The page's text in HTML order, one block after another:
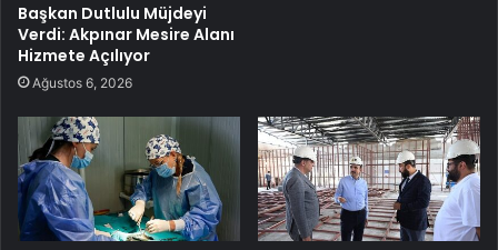
Başkan Dutlulu Müjdeyi
Verdi: Akpınar Mesire Alanı
Hizmete Açılıyor
Ağustos 6, 2026